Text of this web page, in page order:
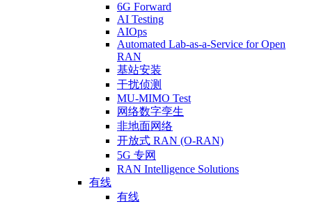
6G Forward
AI Testing
AIOps
Automated Lab-as-a-Service for Open
RAN
基站安装
干扰侦测
MU-MIMO Test
网络数字孪生
非地面网络
开放式 RAN (O-RAN)
5G 专网
RAN Intelligence Solutions
有线
有线